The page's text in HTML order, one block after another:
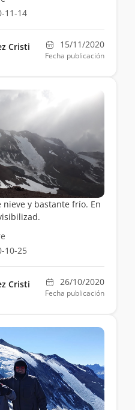
11-14
Cristi 15/11/2020
Fecha publicación
y bastante frío. En
10-25
Cristi 26/10/2020
Fecha publicación